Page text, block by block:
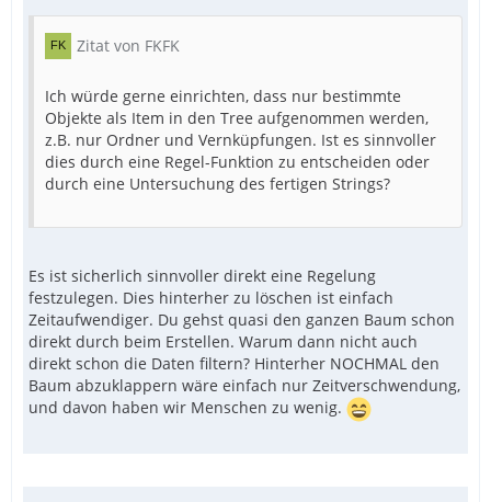
Zitat von FKFK
Ich würde gerne einrichten, dass nur bestimmte
Objekte als Item in den Tree aufgenommen werden,
z.B. nur Ordner und Vernküpfungen. Ist es sinnvoller
dies durch eine Regel-Funktion zu entscheiden oder
durch eine Untersuchung des fertigen Strings?
Es ist sicherlich sinnvoller direkt eine Regelung
festzulegen. Dies hinterher zu löschen ist einfach
Zeitaufwendiger. Du gehst quasi den ganzen Baum schon
direkt durch beim Erstellen. Warum dann nicht auch
direkt schon die Daten filtern? Hinterher NOCHMAL den
Baum abzuklappern wäre einfach nur Zeitverschwendung,
und davon haben wir Menschen zu wenig.